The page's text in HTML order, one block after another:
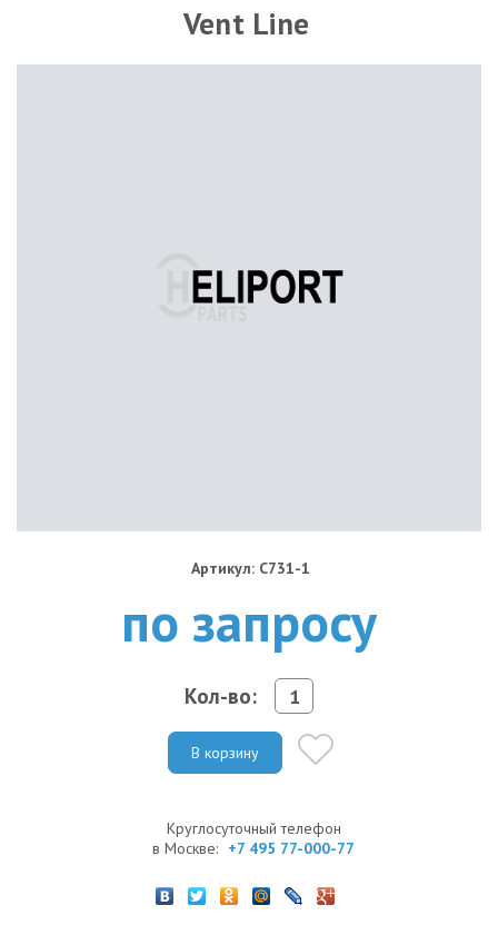
Vent Line
Артикул: C731-1
по запросу
Кол-во:
В корзину
Круглосуточный телефон
в Москве: +7 495 77-000-77